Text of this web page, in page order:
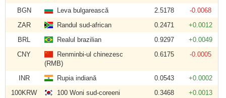
BGN
Leva bulgarească 2.5178
-0.0068
ZAR
Randul sud-african 0.2471
+0.0012
BRL
Realul brazilian 0.9297
+0.0049
CNY
Renminbi-ul chinezesc
(RMB)
0.6175 -0.0005
INR Rupia indiană 0.0543
+0.0002
100KRW
100 Woni sud-coreeni 0.3468
+0.0013